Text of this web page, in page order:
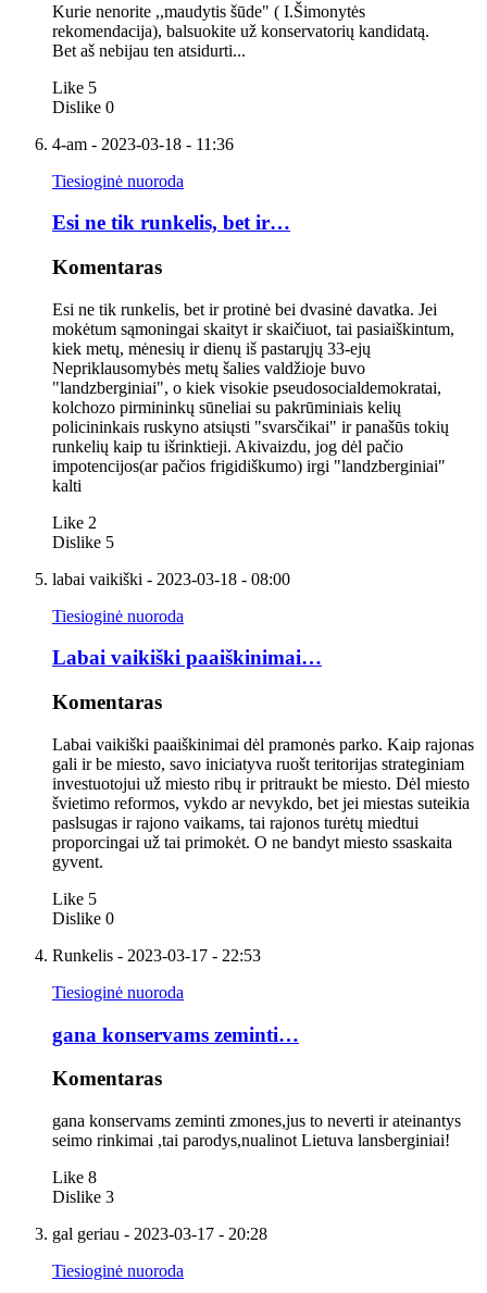
Kurie nenorite ,,maudytis šūde" ( I.Šimonytės
rekomendacija), balsuokite už konservatorių kandidatą.
Bet aš nebijau ten atsidurti...
Like 5
Dislike 0
4-am - 2023-03-18 - 11:36
Tiesioginė nuoroda
Esi ne tik runkelis, bet ir…
Komentaras
Esi ne tik runkelis, bet ir protinė bei dvasinė davatka. Jei
mokėtum sąmoningai skaityt ir skaičiuot, tai pasiaiškintum,
kiek metų, mėnesių ir dienų iš pastarųjų 33-ejų
Nepriklausomybės metų šalies valdžioje buvo
"landzberginiai", o kiek visokie pseudosocialdemokratai,
kolchozo pirmininkų sūneliai su pakrūminiais kelių
policininkais ruskyno atsiųsti "svarsčikai" ir panašūs tokių
runkelių kaip tu išrinktieji. Akivaizdu, jog dėl pačio
impotencijos(ar pačios frigidiškumo) irgi "landzberginiai"
kalti
Like 2
Dislike 5
labai vaikiški - 2023-03-18 - 08:00
Tiesioginė nuoroda
Labai vaikiški paaiškinimai…
Komentaras
Labai vaikiški paaiškinimai dėl pramonės parko. Kaip rajonas
gali ir be miesto, savo iniciatyva ruošt teritorijas strateginiam
investuotojui už miesto ribų ir pritraukt be miesto. Dėl miesto
švietimo reformos, vykdo ar nevykdo, bet jei miestas suteikia
paslsugas ir rajono vaikams, tai rajonos turėtų miedtui
proporcingai už tai primokėt. O ne bandyt miesto ssaskaita
gyvent.
Like 5
Dislike 0
Runkelis - 2023-03-17 - 22:53
Tiesioginė nuoroda
gana konservams zeminti…
Komentaras
gana konservams zeminti zmones,jus to neverti ir ateinantys
seimo rinkimai ,tai parodys,nualinot Lietuva lansberginiai!
Like 8
Dislike 3
gal geriau - 2023-03-17 - 20:28
Tiesioginė nuoroda